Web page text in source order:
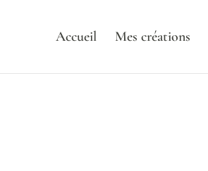
Accueil Mes créations